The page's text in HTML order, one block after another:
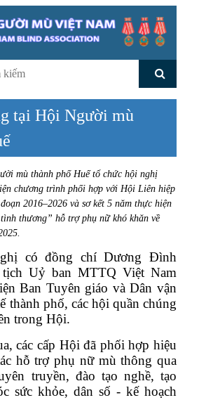
tại Hội Người mù
mù thành phố Huế tổ chức hội nghị
chương trình phối hợp với Hội Liên hiệp
2016–2026 và sơ kết 5 năm thực hiện
thương” hỗ trợ phụ nữ khó khăn về
có đồng chí Dương Đình
Uỷ ban MTTQ Việt Nam
Ban Tuyên giáo và Dân vận
thành phố, các hội quần chúng
trong Hội.
các cấp Hội đã phối hợp hiệu
hỗ trợ phụ nữ mù thông qua
truyền, đào tạo nghề, tạo
sức khỏe, dân số - kế hoạch